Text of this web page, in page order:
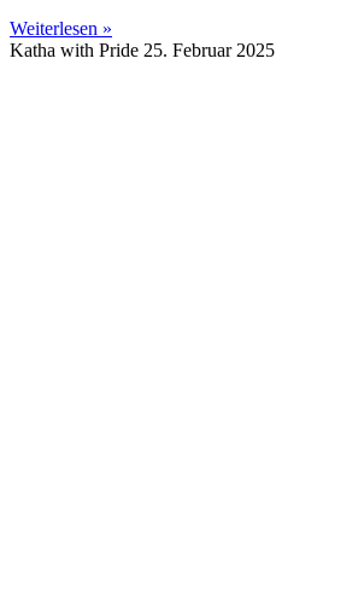
Weiterlesen »
Katha with Pride 25. Februar 2025